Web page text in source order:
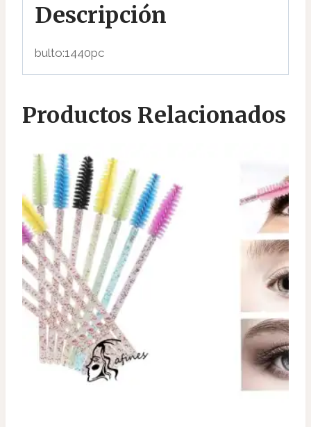
Descripción
bulto:1440pc
Productos Relacionados